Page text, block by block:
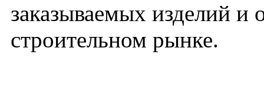
заказываемых изделий и
строительном рынке.